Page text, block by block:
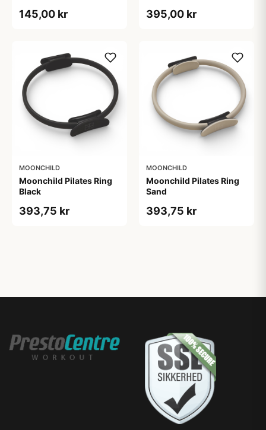
145,00 kr 395,00 kr
MOONCHILD
Moonchild Pilates Ring
Black
393,75 kr
MOONCHILD
Moonchild Pilates Ring
Sand
393,75 kr